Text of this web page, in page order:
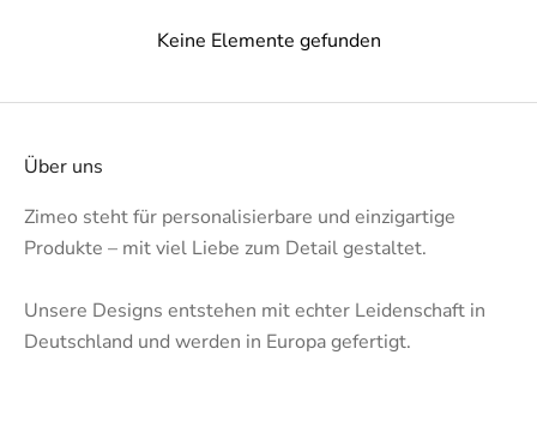
Keine Elemente gefunden
Über uns
Zimeo steht für personalisierbare und einzigartige
Produkte – mit viel Liebe zum Detail gestaltet.
Unsere Designs entstehen mit echter Leidenschaft in
Deutschland und werden in Europa gefertigt.